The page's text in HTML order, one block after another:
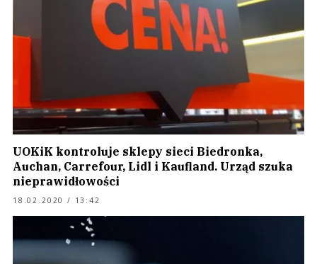
UOKiK kontroluje sklepy sieci Biedronka,
Auchan, Carrefour, Lidl i Kaufland. Urząd szuka
nieprawidłowości
18.02.2020 / 13:42